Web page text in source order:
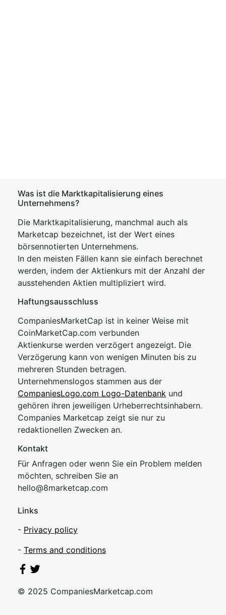
Was ist die Marktkapitalisierung eines
Unternehmens?
Die Marktkapitalisierung, manchmal auch als
Marketcap bezeichnet, ist der Wert eines
börsennotierten Unternehmens.
In den meisten Fällen kann sie einfach berechnet
werden, indem der Aktienkurs mit der Anzahl der
ausstehenden Aktien multipliziert wird.
Haftungsausschluss
CompaniesMarketCap ist in keiner Weise mit
CoinMarketCap.com verbunden
Aktienkurse werden verzögert angezeigt. Die
Verzögerung kann von wenigen Minuten bis zu
mehreren Stunden betragen.
Unternehmenslogos stammen aus der
CompaniesLogo.com Logo-Datenbank und
gehören ihren jeweiligen Urheberrechtsinhabern.
Companies Marketcap zeigt sie nur zu
redaktionellen Zwecken an.
Kontakt
Für Anfragen oder wenn Sie ein Problem melden
möchten, schreiben Sie an
hello@8marketcap.com
Links
- Privacy policy
- Terms and conditions
© 2025 CompaniesMarketcap.com